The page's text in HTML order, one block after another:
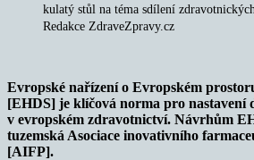
kulatý stůl na téma sdílení
Redakce ZdraveZpravy.cz
Evropské nařízení o Evropském
[EHDS] je klíčová norma pro nastavení
v evropském zdravotnictví. Návrhům
tuzemská Asociace inovativního
[AIFP].